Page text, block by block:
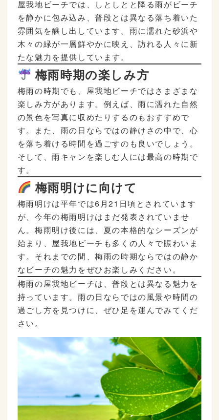
屋我地ビーチでは、しとしとと降る雨がビーチ
を静かに包み込み、普段とは異なる落ち着いた
雰囲気を醸し出しています。雨に濡れた砂浜や
木々の緑が一層鮮やかに映え、訪れる人々に新
たな魅力を提供しています。
梅雨時期の楽しみ方
梅雨の時期でも、屋我地ビーチではさまざまな
楽しみ方があります。例えば、雨に濡れた自然
の景色を写真に収めたりするのもおすすめで
す。また、雨の日ならではの静けさの中で、心
を落ち着ける時間を過ごすのも良いでしょう。
そして、雨キャンを楽しむ人には最高の時期で
す。
梅雨明けに向けて
梅雨明けは平年では6月21日頃とされています
が、今年の梅雨明けはまだ発表されていませ
ん。梅雨明け後には、夏の本格的なシーズンが
始まり、屋我地ビーチも多くの人々で賑わいま
す。それまでの間、梅雨の時期ならではの静か
なビーチの魅力をぜひお楽しみください。
梅雨の屋我地ビーチは、普段とは異なる魅力を
持っています。雨の日ならではの風景や時間の
過ごし方を見つけに、ぜひ足を運んでみてくだ
さい。